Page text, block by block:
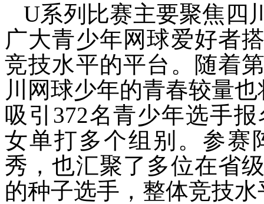
U系列比赛主要聚焦四
广大青少年网球爱好者
竞技水平的平台。随着
川网球少年的青春较量
吸引372名青少年选手
女单打多个组别。参赛
秀，也汇聚了多位在省
的种子选手，整体竞技